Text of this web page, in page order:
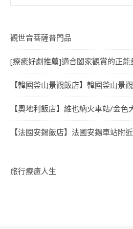
觀世音菩薩普門品
[療癒好劇推薦]適合闔家觀賞的正能
【韓國釜山景觀飯店】韓國釜山景
【奧地利飯店】維也納火車站/金
【法國安錫飯店】法國安錫車站附
旅行療癒人生